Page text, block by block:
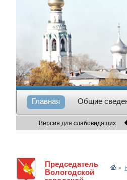
Главная Общие
Версия для слабовидящих
Председатель
Вологодской